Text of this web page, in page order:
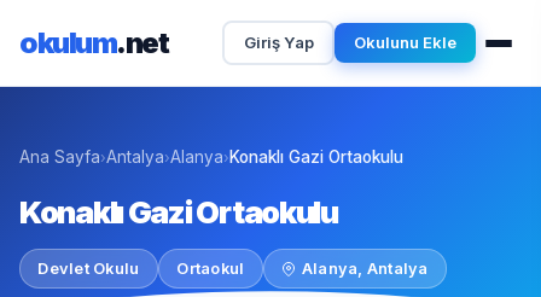
okulum.net Giriş Yap Okulunu Ekle
Ana Sayfa›Antalya›Alanya› Konaklı Gazi Ortaokulu
Konaklı Gazi Ortaokulu
Devlet Okulu Ortaokul Alanya, Antalya